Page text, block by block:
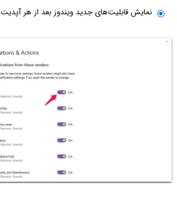
نمایش قابلیت‌های جدید ویندوز بعد از هر آپدیت